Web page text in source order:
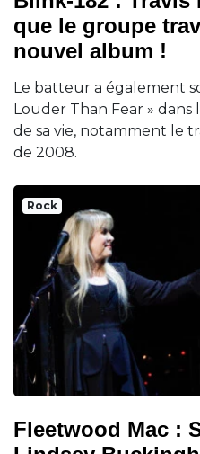
que le groupe
nouvel album !
Le batteur a également
Louder Than Fear »
de sa vie, notamment le
de 2008.
Rock
Fleetwood Mac :